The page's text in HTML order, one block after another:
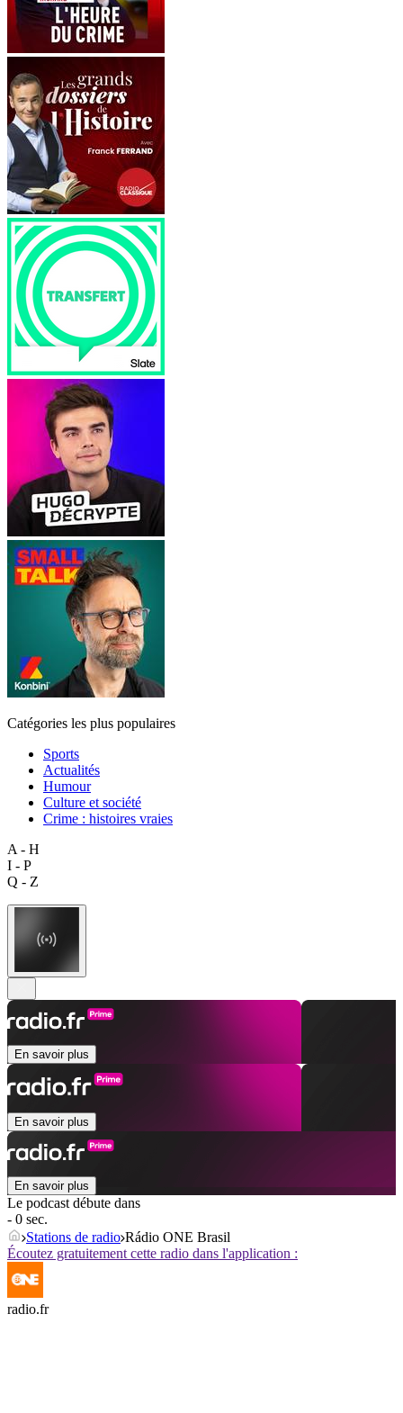
Catégories les plus populaires
Sports
Actualités
Humour
Culture et société
Crime : histoires vraies
A - H
I - P
Q - Z
En savoir plus
En savoir plus
En savoir plus
Le podcast débute dans
- 0 sec.
Stations de radio Rádio ONE Brasil
Écoutez gratuitement cette radio dans l'application :
radio.fr